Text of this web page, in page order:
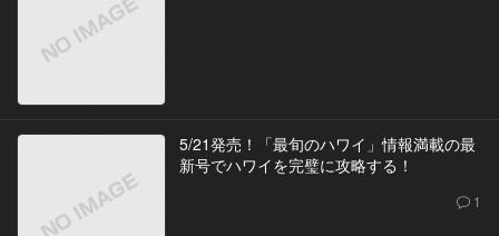
5/21発売！「最旬のハワイ」情報満載の最
新号でハワイを完璧に攻略する！
1